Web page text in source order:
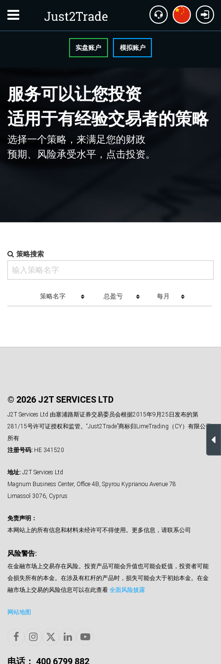
实盘账户 模拟账户
服务可以让您投资
适用于有经验交易者的策略
选择一个策略，来满足您的财政
预期、风险承受水平，点击投资。
策略搜索
策略名字 总盈亏 每月
© 2026 J2T SERVICES LTD
J2T Services Ltd 由塞浦路斯证券交易委员会根据2015年9月25日发布的第
281/15号许可证授权和监管。“Just2Trade”商标归LimeTrading（CY）有限公司
所有
注册号码: HE 341520
地址: J2T Services Ltd
Magnum Business Center, Office 4B, Spyrou Kyprianou Avenue 78
Limassol 3076, Cyprus
免责声明：
本网站上的所有信息和材料未经许可不得使用。更多信息，请联系公司
风险警告:
在金融市场上交易存在风险。投资产品可能会升值也可能会贬值，投资者可能
会损失所有的本金。在涉及有杠杆的产品时，损失可能会大于初始本金。在金
融市场上交易的风险信息可以在此查看 全面风险披露
网站地图
电话： 400 6799 882